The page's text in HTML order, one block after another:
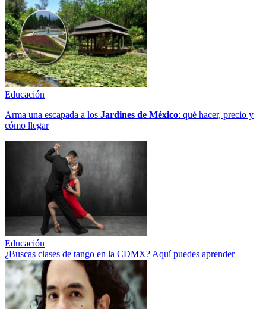
Educación
Arma una escapada a los Jardines de México: qué hacer, precio y
cómo llegar
Educación
¿Buscas clases de tango en la CDMX? Aquí puedes aprender